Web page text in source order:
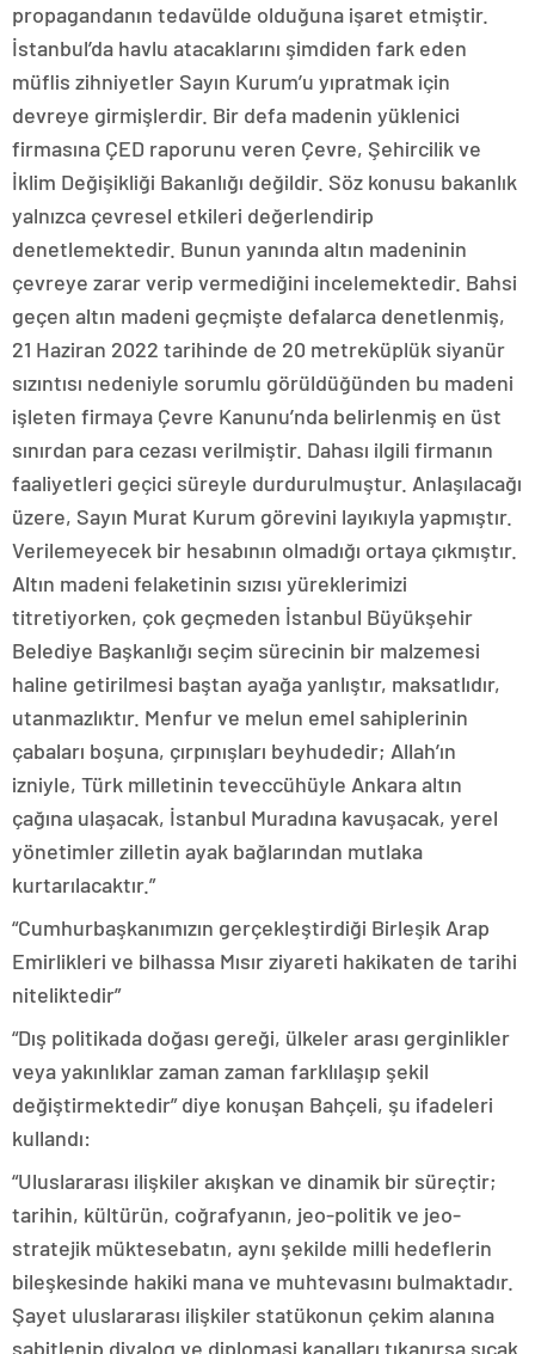
propagandanın tedavülde olduğuna işaret etmiştir.
İstanbul’da havlu atacaklarını şimdiden fark eden
müflis zihniyetler Sayın Kurum’u yıpratmak için
devreye girmişlerdir. Bir defa madenin yüklenici
firmasına ÇED raporunu veren Çevre, Şehircilik ve
İklim Değişikliği Bakanlığı değildir. Söz konusu bakanlık
yalnızca çevresel etkileri değerlendirip
denetlemektedir. Bunun yanında altın madeninin
çevreye zarar verip vermediğini incelemektedir. Bahsi
geçen altın madeni geçmişte defalarca denetlenmiş,
21 Haziran 2022 tarihinde de 20 metreküplük siyanür
sızıntısı nedeniyle sorumlu görüldüğünden bu madeni
işleten firmaya Çevre Kanunu’nda belirlenmiş en üst
sınırdan para cezası verilmiştir. Dahası ilgili firmanın
faaliyetleri geçici süreyle durdurulmuştur. Anlaşılacağı
üzere, Sayın Murat Kurum görevini layıkıyla yapmıştır.
Verilemeyecek bir hesabının olmadığı ortaya çıkmıştır.
Altın madeni felaketinin sızısı yüreklerimizi
titretiyorken, çok geçmeden İstanbul Büyükşehir
Belediye Başkanlığı seçim sürecinin bir malzemesi
haline getirilmesi baştan ayağa yanlıştır, maksatlıdır,
utanmazlıktır. Menfur ve melun emel sahiplerinin
çabaları boşuna, çırpınışları beyhudedir; Allah’ın
izniyle, Türk milletinin teveccühüyle Ankara altın
çağına ulaşacak, İstanbul Muradına kavuşacak, yerel
yönetimler zilletin ayak bağlarından mutlaka
kurtarılacaktır.”
“Cumhurbaşkanımızın gerçekleştirdiği Birleşik Arap
Emirlikleri ve bilhassa Mısır ziyareti hakikaten de tarihi
niteliktedir”
“Dış politikada doğası gereği, ülkeler arası gerginlikler
veya yakınlıklar zaman zaman farklılaşıp şekil
değiştirmektedir” diye konuşan Bahçeli, şu ifadeleri
kullandı:
“Uluslararası ilişkiler akışkan ve dinamik bir süreçtir;
tarihin, kültürün, coğrafyanın, jeo-politik ve jeo-
stratejik müktesebatın, aynı şekilde milli hedeflerin
bileşkesinde hakiki mana ve muhtevasını bulmaktadır.
Şayet uluslararası ilişkiler statükonun çekim alanına
sabitlenip diyalog ve diplomasi kanalları tıkanırsa sıcak